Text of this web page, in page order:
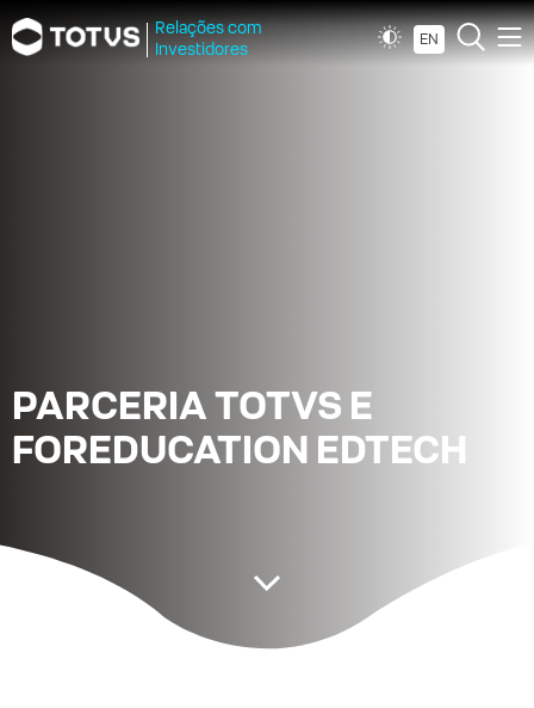
Relações com
Investidores
EN
PARCERIA TOTVS E
FOREDUCATION EDTECH